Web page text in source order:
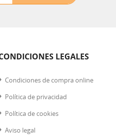
LEGALES
Condiciones de compra online
Política de privacidad
Política de cookies
Aviso legal